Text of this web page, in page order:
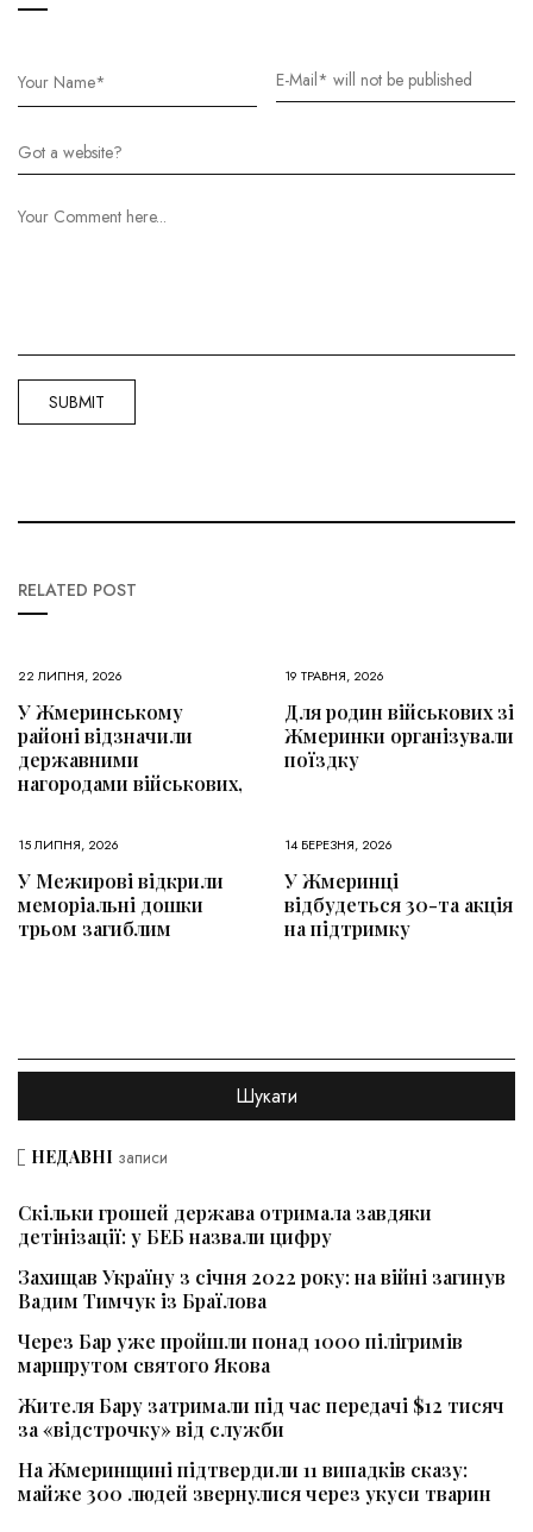
RELATED POST
22 ЛИПНЯ, 2026
У Жмеринському
районі відзначили
державними
нагородами військових,
19 ТРАВНЯ, 2026
Для родин військових зі
Жмеринки організували
поїздку
15 ЛИПНЯ, 2026
У Межирові відкрили
меморіальні дошки
трьом загиблим
14 БЕРЕЗНЯ, 2026
У Жмеринці
відбудеться 30-та акція
на підтримку
НЕДАВНІ записи
Скільки грошей держава отримала завдяки
детінізації: у БЕБ назвали цифру
Захищав Україну з січня 2022 року: на війні загинув
Вадим Тимчук із Браїлова
Через Бар уже пройшли понад 1000 пілігримів
маршрутом святого Якова
Жителя Бару затримали під час передачі $12 тисяч
за «відстрочку» від служби
На Жмеринщині підтвердили 11 випадків сказу:
майже 300 людей звернулися через укуси тварин